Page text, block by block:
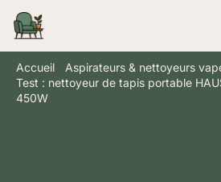
Aller
contenu
Accueil
Aspirateurs & nettoyeurs
Test : nettoyeur de tapis portable
450W
Rechercher